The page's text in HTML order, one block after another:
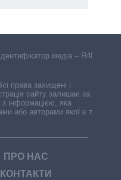
медіа – R40-
права захищені і
сайту залишає за
інформацією, яка
або авторами якої є треті
ПРО НАС
КОНТАКТИ